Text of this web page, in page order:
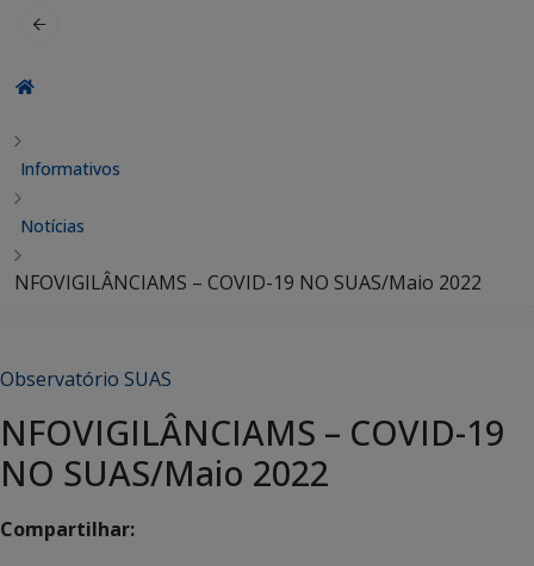
Informativos
Notícias
NFOVIGILÂNCIAMS – COVID-19 NO SUAS/Maio 2022
Observatório SUAS
NFOVIGILÂNCIAMS – COVID-19
NO SUAS/Maio 2022
Compartilhar: